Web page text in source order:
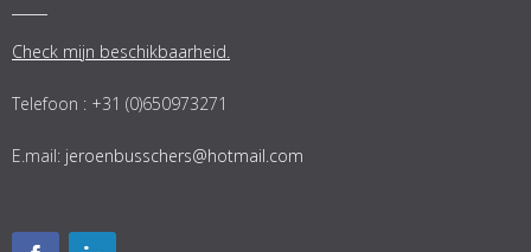
Check mijn beschikbaarheid.
Telefoon : +31 (0)650973271
E.mail: jeroenbusschers@hotmail.com